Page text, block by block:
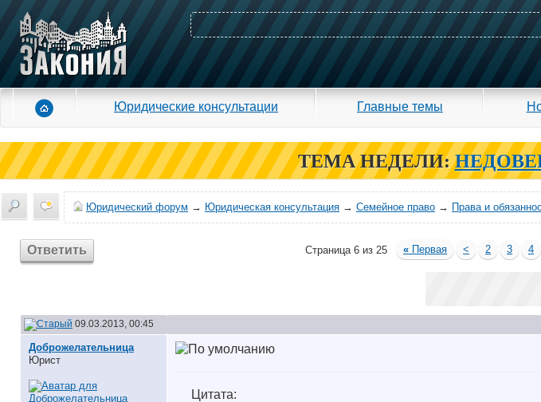
Юридические консультации Главные темы
ТЕМА НЕДЕЛИ:
Юридический форум → Юридическая консультация → Семейное право → Права и
Ответить Страница 6 из 25 « Первая < 2 3 4
09.03.2013, 00:45
Доброжелательница
Юрист
Цитата: